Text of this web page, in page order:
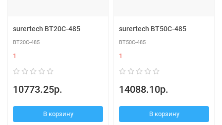
surertech BT20C-485
BT20C-485
1
10773.25р.
В корзину
surertech BT50C-485
BT50C-485
1
14088.10р.
В корзину